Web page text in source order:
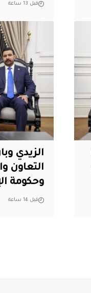
قبل 13 ساعة
الزيدي
التعاون
وحكومة
قبل 14 ساعة